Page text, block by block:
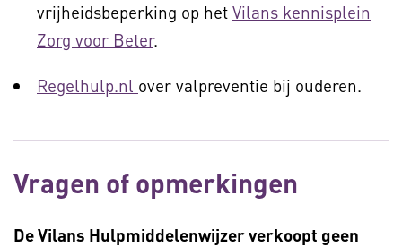
vrijheidsbeperking op het Vilans kennisplein
Zorg voor Beter.
Regelhulp.nl over valpreventie bij ouderen.
Vragen of opmerkingen
De Vilans Hulpmiddelenwijzer verkoopt geen